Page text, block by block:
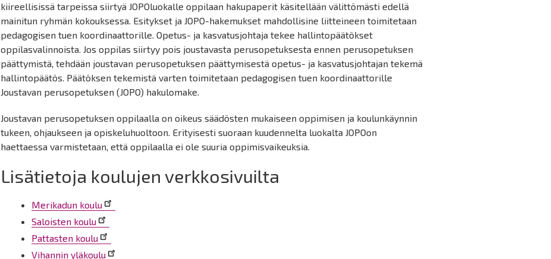
kiireellisissä tarpeissa siirtyä JOPOluokalle oppilaan hakupaperit käsitellään välittömästi edellä
mainitun ryhmän kokouksessa. Esitykset ja JOPO-hakemukset mahdollisine liitteineen toimitetaan
pedagogisen tuen koordinaattorille. Opetus- ja kasvatusjohtaja tekee hallintopäätökset
oppilasvalinnoista. Jos oppilas siirtyy pois joustavasta perusopetuksesta ennen perusopetuksen
päättymistä, tehdään joustavan perusopetuksen päättymisestä opetus- ja kasvatusjohtajan tekemä
hallintopäätös. Päätöksen tekemistä varten toimitetaan pedagogisen tuen koordinaattorille
Joustavan perusopetuksen (JOPO) hakulomake.
Joustavan perusopetuksen oppilaalla on oikeus säädösten mukaiseen oppimisen ja koulunkäynnin
tukeen, ohjaukseen ja opiskeluhuoltoon. Erityisesti suoraan kuudennelta luokalta JOPOon
haettaessa varmistetaan, että oppilaalla ei ole suuria oppimisvaikeuksia.
Lisätietoja koulujen verkkosivuilta
Merikadun koulu
Saloisten koulu
Pattasten koulu
Vihannin yläkoulu